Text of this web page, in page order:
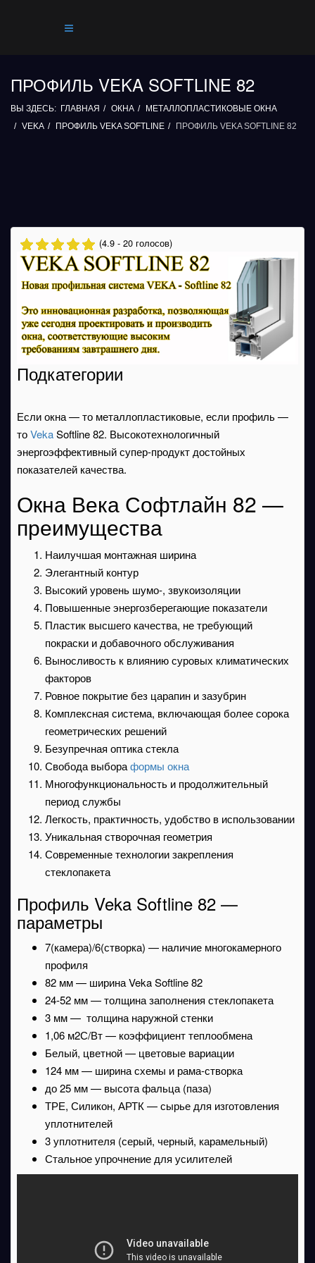
ПРОФИЛЬ VEKA SOFTLINE 82
ВЫ ЗДЕСЬ: ГЛАВНАЯ ОКНА
МЕТАЛЛОПЛАСТИКОВЫЕ ОКНА
VEKA
ПРОФИЛЬ VEKA SOFTLINE ПРОФИЛЬ VEKA SOFTLINE 82
(4.9 - 20 голосов)
Подкатегории
Если окна — то металлопластиковые, если профиль —
тоVekaSoftline 82. Высокотехнологичный
энергоэффективный супер-продукт достойных
показателей качества.
Окна Века Софтлайн 82 —
преимущества
Наилучшая монтажная ширина
Элегантный контур
Высокий уровень шумо-, звукоизоляции
Повышенные энергозберегающие показатели
Пластик высшего качества, не требующий
покраски и добавочного обслуживания
Выносливость к влиянию суровых климатических
факторов
Ровное покрытие без царапин и зазубрин
Комплексная система, включающая более сорока
геометрических решений
Безупречная оптика стекла
Свобода выбораформы окна
Многофункциональность и продолжительный
период службы
Легкость, практичность, удобство в использовании
Уникальная створочная геометрия
Современные технологии закрепления
стеклопакета
Профиль Veka Softline 82 —
параметры
7(камера)/6(створка) — наличие многокамерного
профиля
82 мм — ширина Veka Softline 82
24-52 мм — толщина заполнения стеклопакета
3 мм — толщина наружной стенки
1,06 м2С/Вт — коэффициент теплообмена
Белый, цветной — цветовые вариации
124 мм — ширина схемы и рама-створка
до 25 мм — высота фальца (паза)
ТРЕ, Силикон, АРТК — сырье для изготовления
уплотнителей
3 уплотнителя (серый, черный, карамельный)
Стальное упрочнение для усилителей